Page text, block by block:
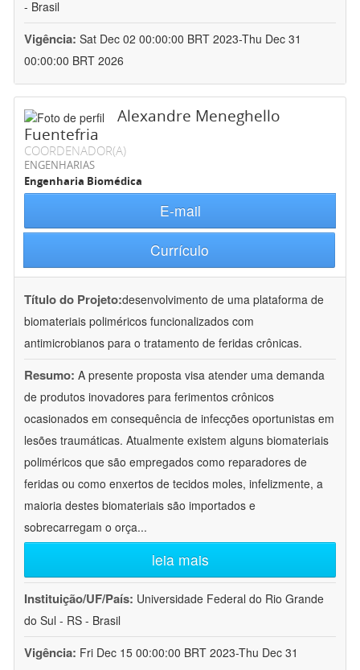
- Brasil
Vigência: Sat Dec 02 00:00:00 BRT 2023-Thu Dec 31
00:00:00 BRT 2026
Alexandre Meneghello
Fuentefria
COORDENADOR(A)
ENGENHARIAS
Engenharia Biomédica
E-mail
Currículo
Título do Projeto:desenvolvimento de uma plataforma de
biomateriais poliméricos funcionalizados com
antimicrobianos para o tratamento de feridas crônicas.
Resumo: A presente proposta visa atender uma demanda
de produtos inovadores para ferimentos crônicos
ocasionados em consequência de infecções oportunistas em
lesões traumáticas. Atualmente existem alguns biomateriais
poliméricos que são empregados como reparadores de
feridas ou como enxertos de tecidos moles, infelizmente, a
maioria destes biomateriais são importados e
sobrecarregam o orça...
leia mais
Instituição/UF/País: Universidade Federal do Rio Grande
do Sul - RS - Brasil
Vigência: Fri Dec 15 00:00:00 BRT 2023-Thu Dec 31